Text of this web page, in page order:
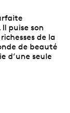
puise son
de la
de beauté
d’une seule